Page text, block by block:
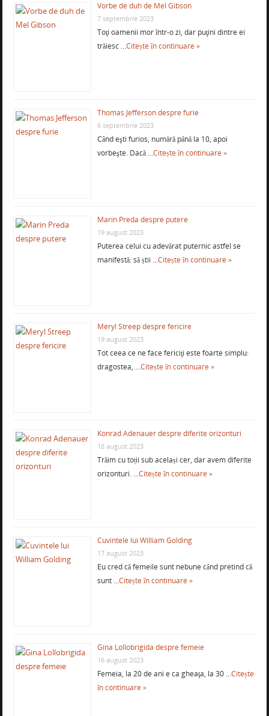
Vorbe de duh de Mel Gibson
7 septembrie 2023
Toţi oamenii mor într-o zi, dar puţini dintre ei
trăiesc …Citește în continuare »
Thomas Jefferson despre furie
6 septembrie 2023
Când eşti furios, numără până la 10, apoi
vorbeşte. Dacă …Citește în continuare »
Marin Preda despre putere
19 august 2023
Puterea celui cu adevărat puternic astfel se
manifestă: să știi …Citește în continuare »
Meryl Streep despre fericire
19 august 2023
Tot ceea ce ne face fericiţi este foarte simplu:
dragostea, …Citește în continuare »
Konrad Adenauer despre diferite orizonturi
18 august 2023
Trăim cu toții sub același cer, dar avem diferite
orizonturi. …Citește în continuare »
Cuvintele lui William Golding
17 august 2023
Eu cred că femeile sunt nebune când pretind că
sunt …Citește în continuare »
Gina Lollobrigida despre femeie
16 august 2023
Femeia, la 20 de ani e ca gheaţa, la 30 …Citește
în continuare »